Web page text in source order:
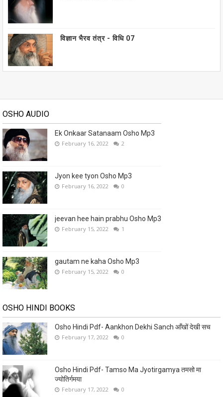
विज्ञान भैरव तंत्र - विधि 07
OSHO AUDIO
Ek Onkaar Satanaam Osho Mp3
February 16, 2022 2
Jyon kee tyon Osho Mp3
February 16, 2022 0
jeevan hee hain prabhu Osho Mp3
February 15, 2022 1
gautam ne kaha Osho Mp3
February 15, 2022 0
OSHO HINDI BOOKS
Osho Hindi Pdf- Aankhon Dekhi Sanch आँखों देखी सच
February 17, 2022 0
Osho Hindi Pdf- Tamso Ma Jyotirgamya तमसो मा
ज्योतिर्गमया
February 17, 2022 0